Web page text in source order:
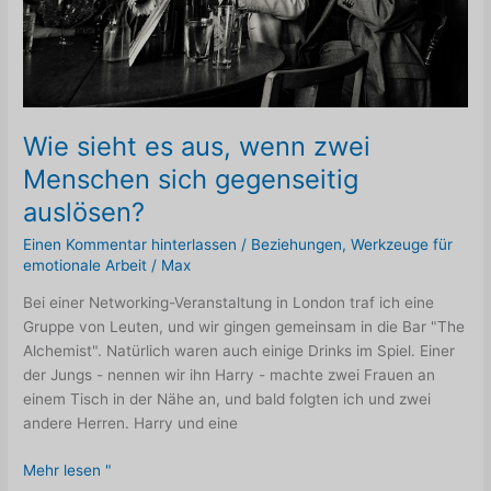
Wie sieht es aus, wenn zwei
Menschen sich gegenseitig
auslösen?
Einen Kommentar hinterlassen / Beziehungen,Werkzeuge für
emotionale Arbeit / Max
Bei einer Networking-Veranstaltung in London traf ich eine
Gruppe von Leuten, und wir gingen gemeinsam in die Bar "The
Alchemist". Natürlich waren auch einige Drinks im Spiel. Einer
der Jungs - nennen wir ihn Harry - machte zwei Frauen an
einem Tisch in der Nähe an, und bald folgten ich und zwei
andere Herren. Harry und eine
Wie
Mehr lesen "